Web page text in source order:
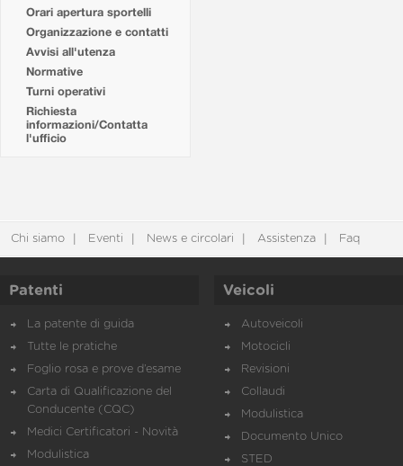
Orari apertura sportelli
Organizzazione e contatti
Avvisi all'utenza
Normative
Turni operativi
Richiesta
informazioni/Contatta
l'ufficio
Chi siamo Eventi News e circolari Assistenza Faq
Patenti
La patente di guida
Tutte le pratiche
Foglio rosa e prove d’esame
Carta di Qualificazione del
Conducente (CQC)
Medici Certificatori - Novità
Modulistica
Veicoli
Autoveicoli
Motocicli
Revisioni
Collaudi
Modulistica
Documento Unico
STED